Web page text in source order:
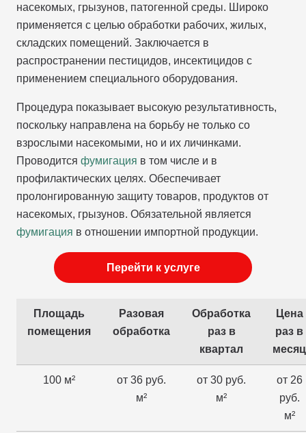
насекомых, грызунов, патогенной среды. Широко
применяется с целью обработки рабочих, жилых,
складских помещений. Заключается в
распространении пестицидов, инсектицидов с
применением специального оборудования.
Процедура показывает высокую результативность,
поскольку направлена на борьбу не только со
взрослыми насекомыми, но и их личинками.
Проводится фумигация в том числе и в
профилактических целях. Обеспечивает
пролонгированную защиту товаров, продуктов от
насекомых, грызунов. Обязательной является
фумигация в отношении импортной продукции.
Перейти к услуге
Площадь
помещения
Разовая
обработка
Обработка
раз в
квартал
Цена
раз в
месяц
100 м²
от 36 руб.
м²
от 30 руб.
м²
от 26
руб.
м²